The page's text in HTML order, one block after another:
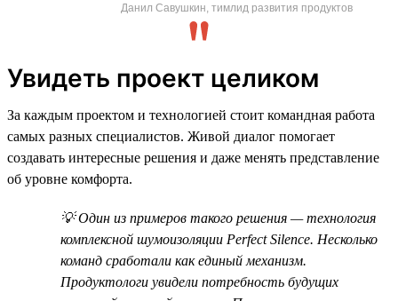
Данил Савушкин, тимлид развития продуктов
Увидеть проект целиком
За каждым проектом и технологией стоит командная работа
самых разных специалистов. Живой диалог помогает
создавать интересные решения и даже менять представление
об уровне комфорта.
💡 Один из примеров такого решения — технология
комплексной шумоизоляции Perfect Silence. Несколько
команд сработали как единый механизм.
Продуктологи увидели потребность будущих